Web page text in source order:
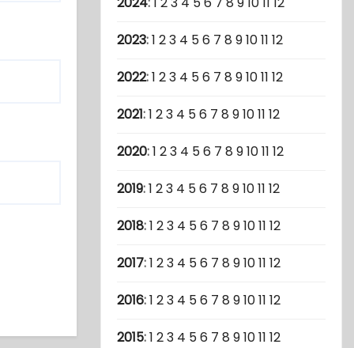
2023:1 23 4 56 7 8 91011 12
2022:1 23 4 56 7 8 91011 12
2021:1 23 4 56 7 8 91011 12
2020:1 23 4 56 7 8 91011 12
2019:1 23 4 56 7 8 91011 12
2018:1 23 4 56 7 8 91011 12
2017:1 23 4 56 7 8 91011 12
2016:1 23 4 56 7 8 91011 12
2015:1 23 4 56 7 8 91011 12